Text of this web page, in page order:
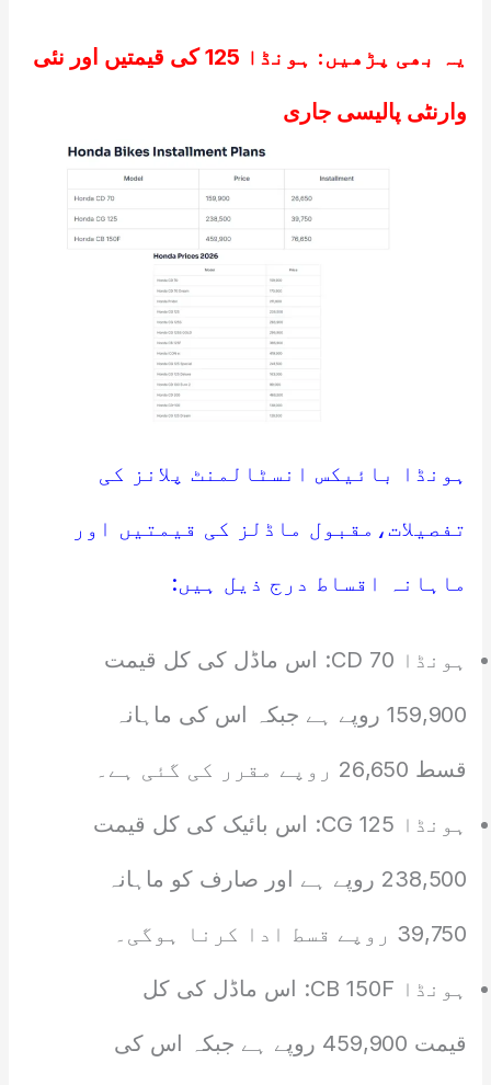
یہ بھی پڑھیں: ہونڈا 125 کی قیمتیں اور نئی
وارنٹی پالیسی جاری
ہونڈا بائیکس انسٹالمنٹ پلانز کی
تفصیلات،مقبول ماڈلز کی قیمتیں اور
ماہانہ اقساط درج ذیل ہیں:
ہونڈا CD 70: اس ماڈل کی کل قیمت
159,900 روپے ہے جبکہ اس کی ماہانہ
قسط 26,650 روپے مقرر کی گئی ہے۔
ہونڈا CG 125: اس بائیک کی کل قیمت
238,500 روپے ہے اور صارف کو ماہانہ
39,750 روپے قسط ادا کرنا ہوگی۔
ہونڈا CB 150F: اس ماڈل کی کل
قیمت 459,900 روپے ہے جبکہ اس کی